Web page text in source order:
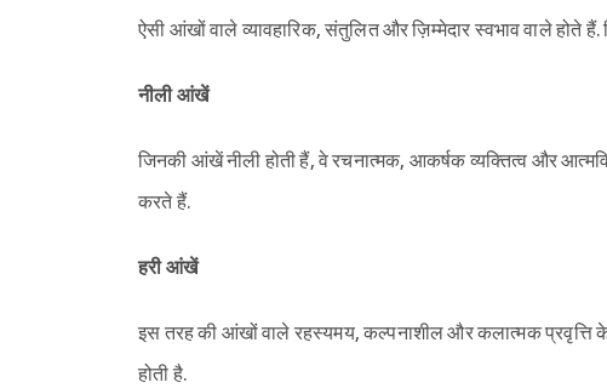
ऐसी आंखों वाले व्यावहारिक, संतुलित और ज़िम्मेदार स्वभाव वाले होते
नीली आंखें
जिनकी आंखें नीली होती हैं, वे रचनात्मक, आकर्षक व्यक्तित्व और
करते हैं.
हरी आंखें
इस तरह की आंखों वाले रहस्यमय, कल्पनाशील और कलात्मक प्रवृत्ति
होती है.